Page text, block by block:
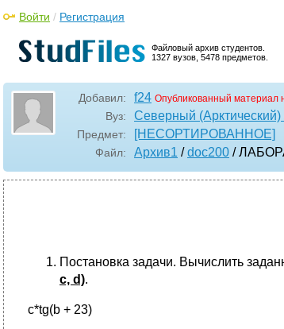
Файловый архив студентов.
1327 вузов, 5478 предметов.
Войти / Регистрация
Добавил: f24 Опубликованный материал
Вуз: Северный
Предмет: [НЕСОРТИРОВАННОЕ]
Файл: Архив1 /doc200 /
Постановка задачи. Вычислить
с, d).
c*tg(b + 23)